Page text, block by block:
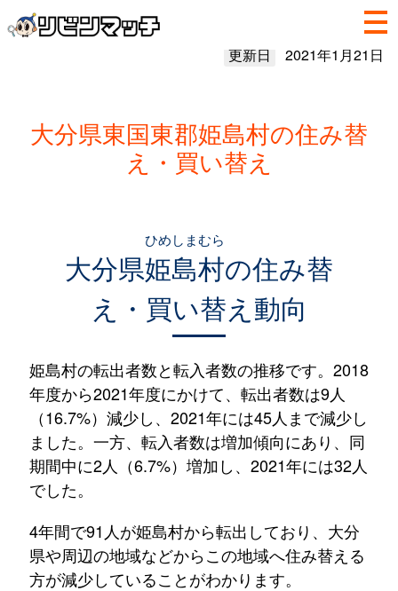
更新日 2021年1月21日
大分県東国東郡姫島村の住み替
え・買い替え
大分県姫島村
ひめしまむら
の住み替
え・買い替え動向
姫島村の転出者数と転入者数の推移です。2018
年度から2021年度にかけて、転出者数は9人
（16.7%）減少し、2021年には45人まで減少し
ました。一方、転入者数は増加傾向にあり、同
期間中に2人（6.7%）増加し、2021年には32人
でした。
4年間で91人が姫島村から転出しており、大分
県や周辺の地域などからこの地域へ住み替える
方が減少していることがわかります。